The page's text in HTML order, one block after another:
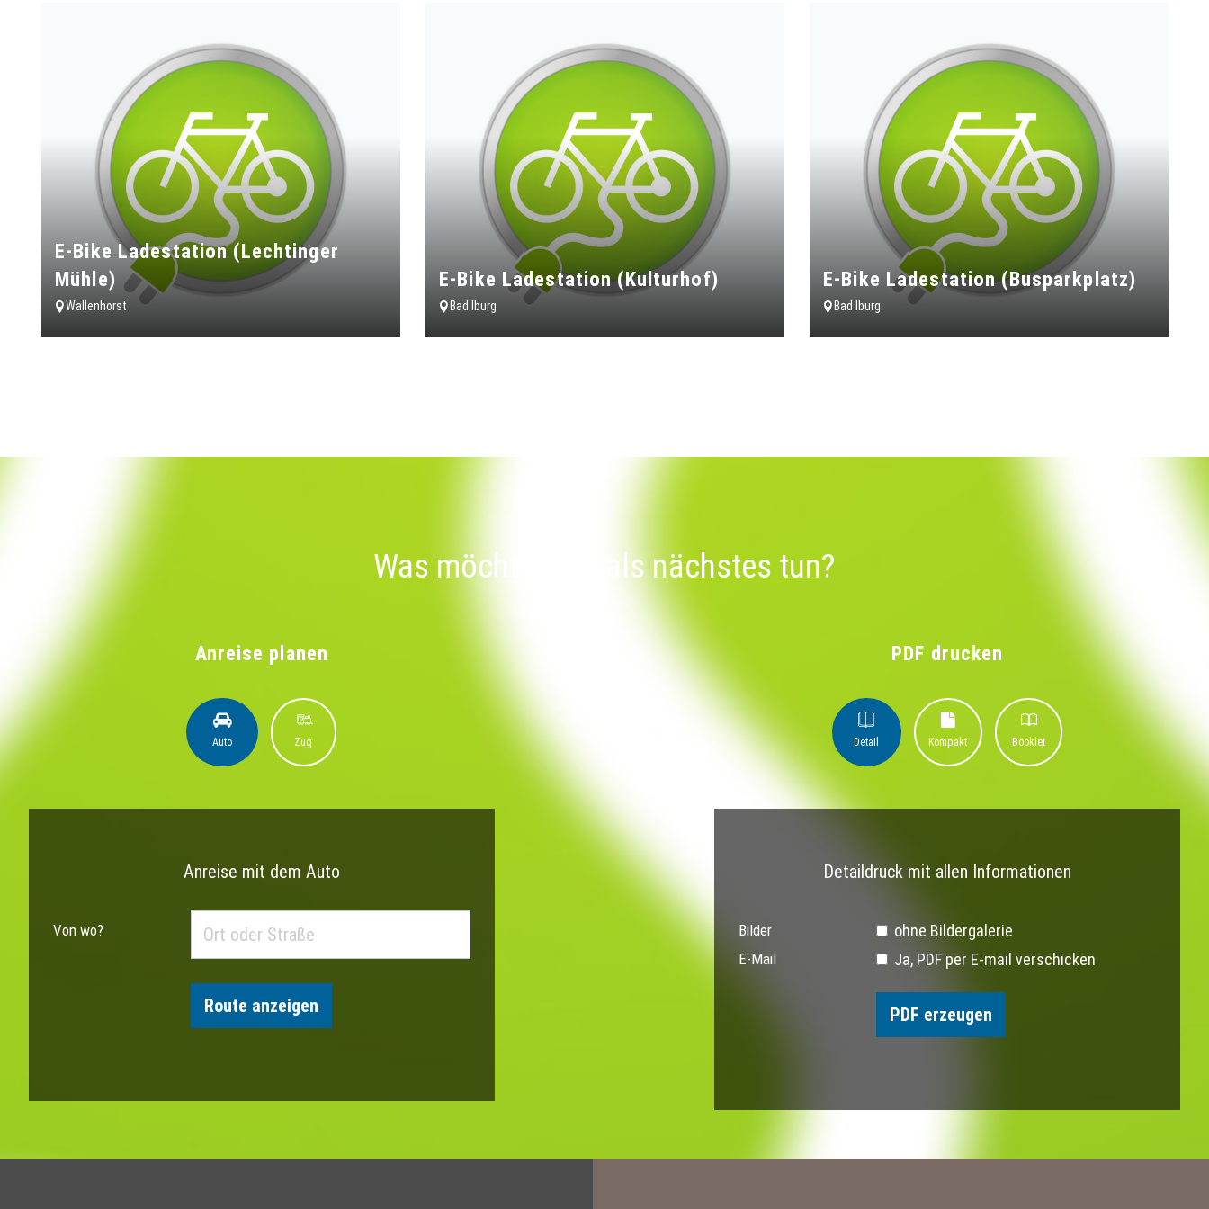
E-Bike Ladestation (Lechtinger
Mühle)
Wallenhorst
E-Bike Ladestation (Kulturhof)
Bad Iburg
E-Bike Ladestation (Busparkplatz)
Bad Iburg
Was möchten Sie als nächstes tun?
Anreise planen
Auto Zug
Anreise mit dem Auto
Von wo?
Route anzeigen
PDF drucken
Detail Kompakt Booklet
Detaildruck mit allen Informationen
Bilder ohne Bildergalerie
E-Mail Ja, PDF per E-mail verschicken
PDF erzeugen